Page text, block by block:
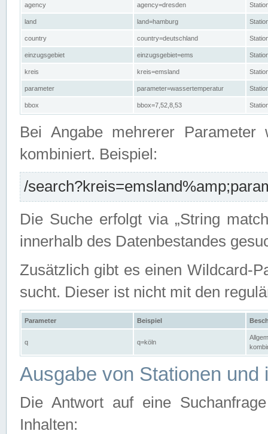
agency agency=dresden
land land=hamburg
country country=deutschland
einzugsgebiet einzugsgebiet=ems
kreis kreis=emsland
parameter parameter=wassertemperatur
bbox bbox=7,52,8,53
Bei Angabe mehrerer Parameter
kombiniert. Beispiel:
/
Die Suche erfolgt via „String
innerhalb des Datenbestandes
Zusätzlich gibt es einen Wildcard-
sucht. Dieser ist nicht mit den
Parameter Beispiel
q q=köln
Ausgabe von Stationen und
Die Antwort auf eine
Inhalten: